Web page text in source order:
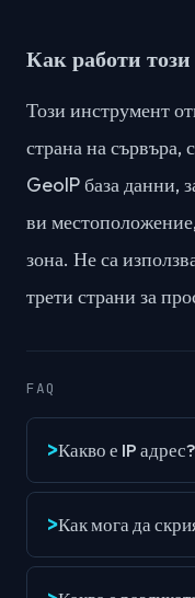
Как работи
Този инструмент
страна на сървъра,
GeoIP база данни,
ви
зона. Не са
трети страни за
FAQ
Какво е IP адрес?
Как мога да